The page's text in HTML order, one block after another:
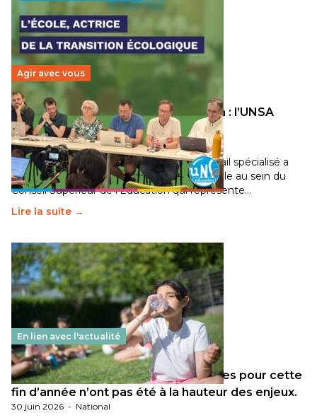
Agir avec vous
Transition écologique de l’éducation : l’UNSA
Éducation fait bouger les lignes
30 juin 2026-National
Pendant plusieurs mois, un groupe de travail spécialisé a
travaillé sur la transition écologique de l’Ecole au sein du
Conseil Supérieur de l’Éducation qui représente…
Lire la suite →
En lien avec l'actualité
Les décisions ministérielles attendues pour cette
fin d’année n’ont pas été à la hauteur des enjeux.
30 juin 2026 - National